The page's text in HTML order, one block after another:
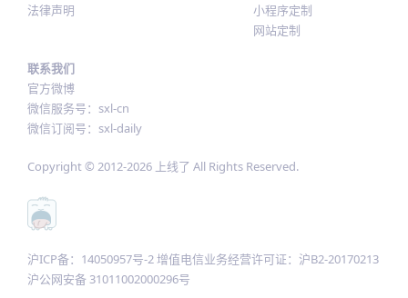
法律声明
小程序定制
网站定制
联系我们
官方微博
微信服务号：sxl-cn
微信订阅号：sxl-daily
Copyright © 2012-2026 上线了 All Rights Reserved.
沪ICP备：14050957号-2 增值电信业务经营许可证：沪B2-20170213
沪公网安备 31011002000296号